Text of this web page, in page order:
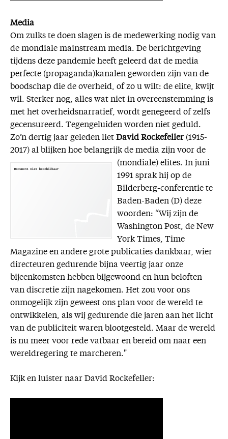
Media
Om zulks te doen slagen is de medewerking nodig van
de mondiale mainstream media. De berichtgeving
tijdens deze pandemie heeft geleerd dat de media
perfecte (propaganda)kanalen geworden zijn van de
boodschap die de overheid, of zo u wilt: de elite, kwijt
wil. Sterker nog, alles wat niet in overeenstemming is
met het overheidsnarratief, wordt genegeerd of zelfs
gecensureerd. Tegengeluiden worden niet geduld.
Zo’n dertig jaar geleden liet David Rockefeller (1915-
2017) al blijken hoe belangrijk de media zijn voor de
(mondiale) elites. In juni
1991 sprak hij op de
Bilderberg-conferentie te
Baden-Baden (D) deze
woorden: “Wij zijn de
Washington Post, de New
York Times, Time
Magazine en andere grote publicaties dankbaar, wier
directeuren gedurende bijna veertig jaar onze
bijeenkomsten hebben bijgewoond en hun beloften
van discretie zijn nagekomen. Het zou voor ons
onmogelijk zijn geweest ons plan voor de wereld te
ontwikkelen, als wij gedurende die jaren aan het licht
van de publiciteit waren blootgesteld. Maar de wereld
is nu meer voor rede vatbaar en bereid om naar een
wereldregering te marcheren."
Kijk en luister naar David Rockefeller: